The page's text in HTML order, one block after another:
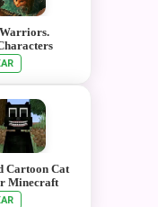
Warriors.
Cartoon Cat
Minecraft